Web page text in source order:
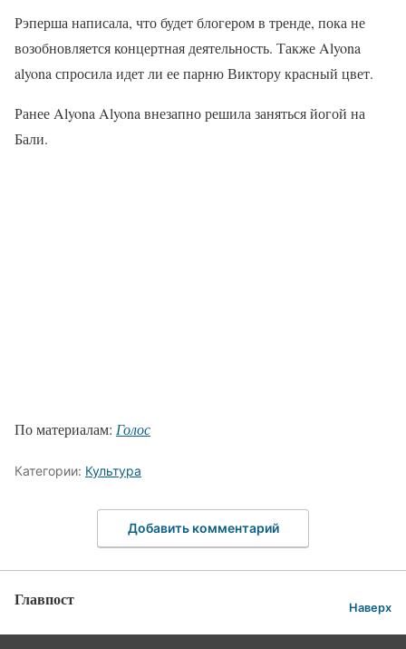
Рэперша написала, что будет блогером в тренде, пока не
возобновляется концертная деятельность. Также Alyona
alyona спросила идет ли ее парню Виктору красный цвет.
Ранее Alyona Alyona внезапно решила заняться йогой на
Бали.
По материалам: Голос
Категории: Культура
Добавить комментарий
Главпост Наверх